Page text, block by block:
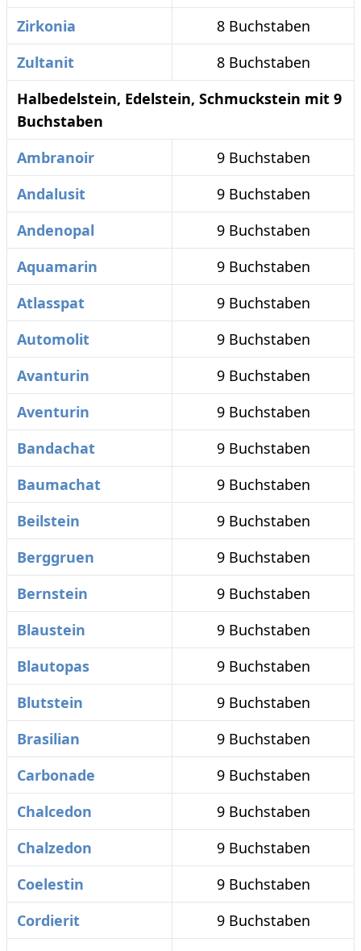
Zirkonia
8 Buchstaben
Zultanit
8 Buchstaben
Halbedelstein, Edelstein, Schmuckstein mit 9
Buchstaben
Ambranoir
9 Buchstaben
Andalusit
9 Buchstaben
Andenopal
9 Buchstaben
Aquamarin
9 Buchstaben
Atlasspat
9 Buchstaben
Automolit
9 Buchstaben
Avanturin
9 Buchstaben
Aventurin
9 Buchstaben
Bandachat
9 Buchstaben
Baumachat
9 Buchstaben
Beilstein
9 Buchstaben
Berggruen
9 Buchstaben
Bernstein
9 Buchstaben
Blaustein
9 Buchstaben
Blautopas
9 Buchstaben
Blutstein
9 Buchstaben
Brasilian
9 Buchstaben
Carbonade
9 Buchstaben
Chalcedon
9 Buchstaben
Chalzedon
9 Buchstaben
Coelestin
9 Buchstaben
Cordierit
9 Buchstaben